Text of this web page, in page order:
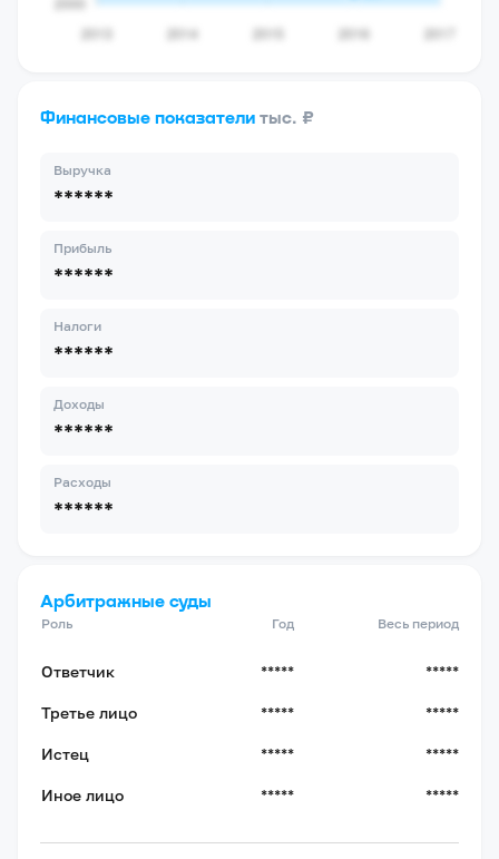
Финансовые показатели тыс. ₽
Выручка
******
Прибыль
******
Налоги
******
Доходы
******
Расходы
******
Арбитражные суды
Роль Год Весь период
Ответчик ***** *****
Третье лицо ***** *****
Истец ***** *****
Иное лицо ***** *****